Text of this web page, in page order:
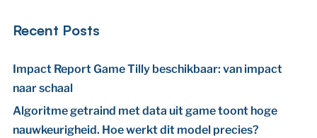
Recent Posts
Impact Report Game Tilly beschikbaar: van impact
naar schaal
Algoritme getraind met data uit game toont hoge
nauwkeurigheid. Hoe werkt dit model precies?